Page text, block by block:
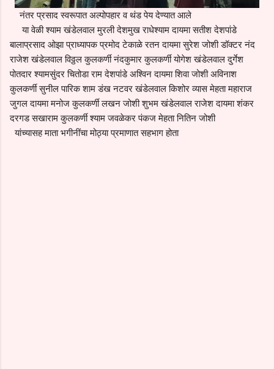
नंतर प्रसाद स्वरूपात अल्पोपहार व थंड पेय देण्यात आले
या वेळी श्याम खंडेलवाल मुरली देशमुख राधेश्याम दायमा सतीश देशपांडे
बालाप्रसाद ओझा प्राध्यापक प्रमोद टेकाळे रतन दायमा सुरेश जोशी डॉक्टर नंद
राजेश खंडेलवाल विठ्ठल कुलकर्णी नंदकुमार कुलकर्णी योगेश खंडेलवाल दुर्गेश
पोतदार श्यामसुंदर चितोडा राम देशपांडे अश्विन दायमा शिवा जोशी अविनाश
कुलकर्णी सुनील पारिक शाम डंख नटवर खंडेलवाल किशोर व्यास मेहता महाराज
जुगल दायमा मनोज कुलकर्णी लखन जोशी शुभम खंडेलवाल राजेश दायमा शंकर
दरगड सखाराम कुलकर्णी श्याम जवळेकर पंकज मेहता नितिन जोशी
यांच्यासह माता भगीनींचा मोठ्या प्रमाणात सहभाग होता